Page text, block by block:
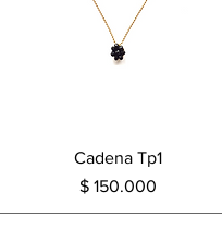
Vista rápida
Cadena Tp1
Precio
$ 150.000